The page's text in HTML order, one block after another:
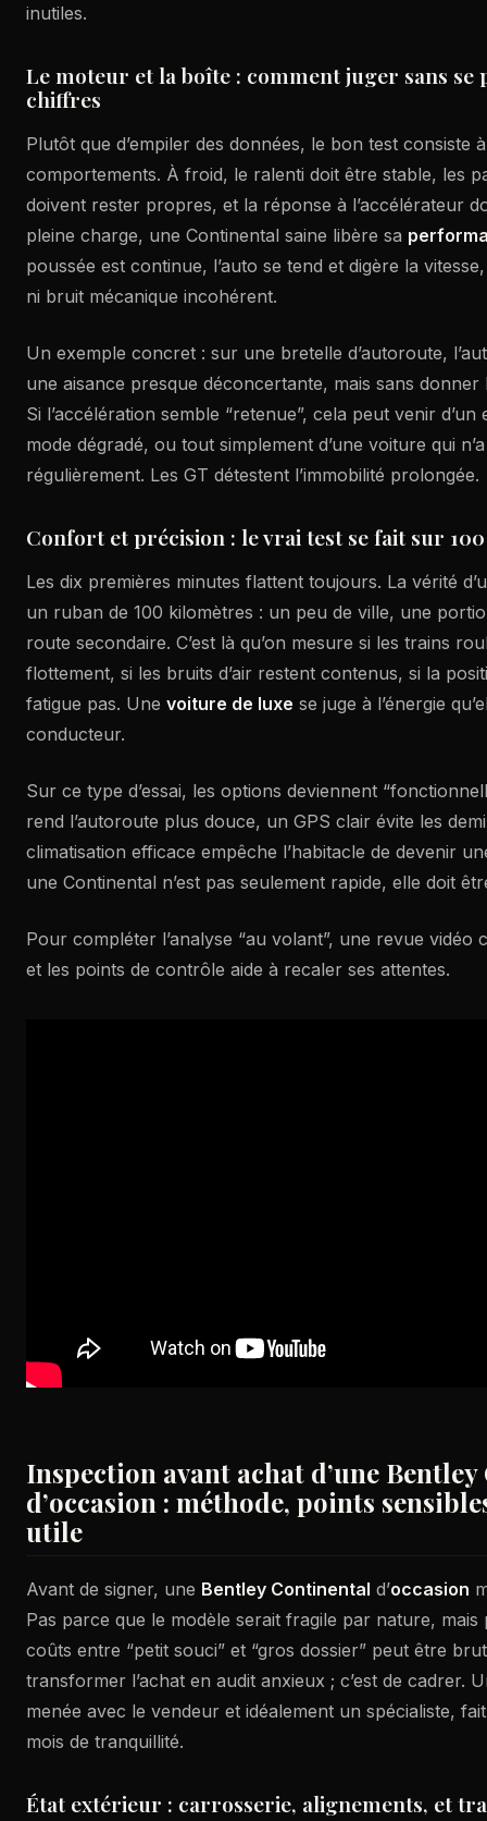
inutiles.
Le moteur et la boîte : comment juger sans se
chiffres
Plutôt que d’empiler des données, le bon test consiste
comportements. À froid, le ralenti doit être stable, les
doivent rester propres, et la réponse à l’accélérateur
pleine charge, une Continental saine libère sa
poussée est continue, l’auto se tend et digère la
ni bruit mécanique incohérent.
Un exemple concret : sur une bretelle d’autoroute,
une aisance presque déconcertante, mais sans donner
Si l’accélération semble “retenue”, cela peut venir d’un
mode dégradé, ou tout simplement d’une voiture qui
régulièrement. Les GT détestent l’immobilité prolongée.
Confort et précision : le vrai test se fait sur
Les dix premières minutes flattent toujours. La vérité
un ruban de 100 kilomètres : un peu de ville, une
route secondaire. C’est là qu’on mesure si les trains
flottement, si les bruits d’air restent contenus, si la
fatigue pas. Une voiture de luxe se juge à l’énergie
conducteur.
Sur ce type d’essai, les options deviennent
rend l’autoroute plus douce, un GPS clair évite les
climatisation efficace empêche l’habitacle de devenir
une Continental n’est pas seulement rapide, elle doit
Pour compléter l’analyse “au volant”, une revue vidéo
et les points de contrôle aide à recaler ses attentes.
Inspection avant achat d’une
d’occasion : méthode, points
utile
Avant de signer, une Bentley Continental d’occasion
Pas parce que le modèle serait fragile par nature, mais
coûts entre “petit souci” et “gros dossier” peut être
transformer l’achat en audit anxieux ; c’est de cadrer.
menée avec le vendeur et idéalement un spécialiste,
mois de tranquillité.
État extérieur : carrosserie, alignements, et